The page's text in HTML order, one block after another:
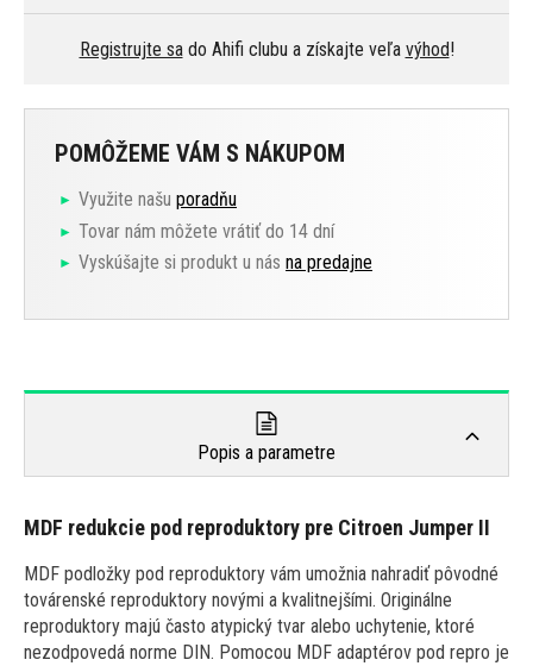
Registrujte sado Ahifi clubu a získajte veľa výhod!
POMÔŽEME VÁM S NÁKUPOM
Využite našu poradňu
Tovar nám môžete vrátiť do 14 dní
Vyskúšajte si produkt u nás na predajne
Popis a parametre
MDF redukcie pod reproduktory pre Citroen Jumper II
MDF podložky pod reproduktory vám umožnia nahradiť pôvodné
továrenské reproduktory novými a kvalitnejšími. Originálne
reproduktory majú často atypický tvar alebo uchytenie, ktoré
nezodpovedá norme DIN. Pomocou MDF adaptérov pod repro je